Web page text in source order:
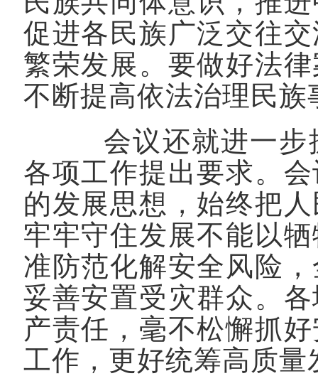
促进各民族广泛交往
繁荣发展。要做好法
不断提高依法治理民
会议还就进一步
各项工作提出要求。
的发展思想，始终把
牢牢守住发展不能以
准防范化解安全风险
妥善安置受灾群众。
产责任，毫不松懈抓
工作，更好统筹高质